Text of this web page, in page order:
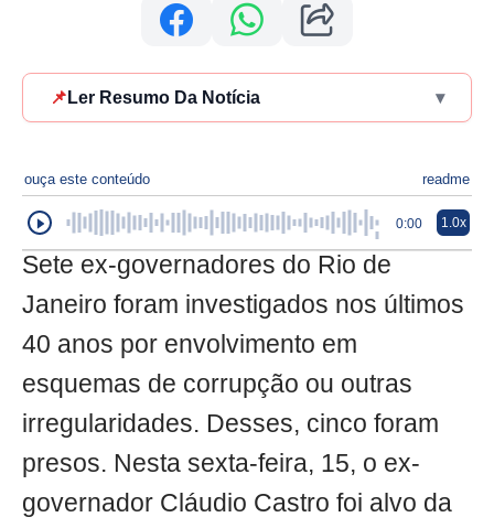
📌 Ler Resumo Da Notícia ▾
ouça este conteúdo readme
0:00 1.0x
Sete ex-governadores do Rio de
Janeiro foram investigados nos últimos
40 anos por envolvimento em
esquemas de corrupção ou outras
irregularidades. Desses, cinco foram
presos. Nesta sexta-feira, 15, o ex-
governador Cláudio Castro foi alvo da